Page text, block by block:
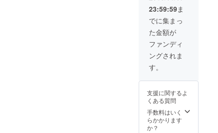
出来ません。予
めご準備頂けま
すようお願いい
たします。HPに
関しましては、1
月15日を過ぎま
しても掲載は可
能でございま
す。ご準備頂け
記載及び、スポ
ンサーパネルに
関しましては、
募集終了日翌日
から、お名前等
の印刷用データ
確認をさせて頂
きます。大変心
苦しくはありま
すが、1月15日
までにデータの
確認が出来ない
場合、パンフ
レット等への記
載が出来ませ
ん。予めご準備
23:59:59ま
でに集まっ
た金額が
ファンディ
ングされま
す。
支援に関するよ
くある質問
手数料はいく
らかかります
か？